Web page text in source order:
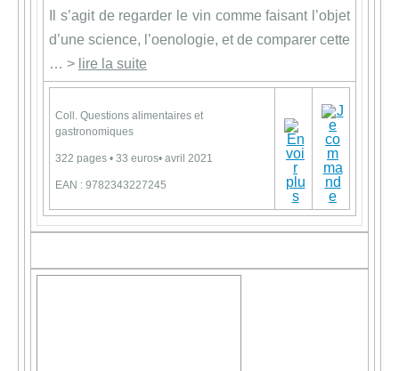
Il s’agit de regarder le vin comme faisant l’objet
d’une science, l’oenologie, et de comparer cette
… > lire la suite
Coll. Questions alimentaires et
gastronomiques
322 pages • 33 euros• avril 2021
EAN : 9782343227245